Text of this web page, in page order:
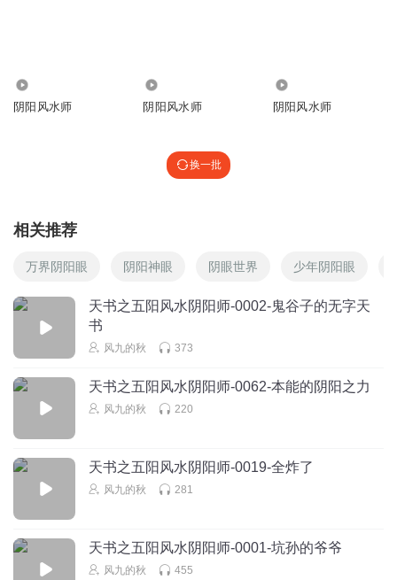
阴阳风水师 阴阳风水师 阴阳风水师
换一批
相关推荐
万界阴阳眼 阴阳神眼 阴眼世界 少年阴阳眼
天书之五阳风水阴阳师-0002-鬼谷子的无字天
书
风九的秋 373
天书之五阳风水阴阳师-0062-本能的阴阳之力
风九的秋 220
天书之五阳风水阴阳师-0019-全炸了
风九的秋 281
天书之五阳风水阴阳师-0001-坑孙的爷爷
风九的秋 455